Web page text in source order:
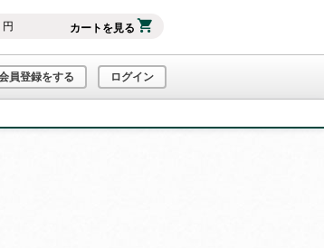
円 カートを見る
員登録をする ログイン